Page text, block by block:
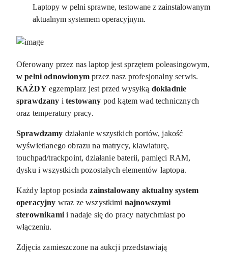
Laptopy w pełni sprawne, testowane z zainstalowanym
aktualnym systemem operacyjnym.
Oferowany przez nas laptop jest sprzętem poleasingowym,
w pełni odnowionymprzez nasz profesjonalny serwis.
KAŻDYegzemplarz jest przed wysyłką dokładnie
sprawdzany itestowany pod kątem wad technicznych
oraz temperatury pracy.
Sprawdzamy działanie wszystkich portów, jakość
wyświetlanego obrazu na matrycy, klawiaturę,
touchpad/trackpoint, działanie baterii, pamięci RAM,
dysku i wszystkich pozostałych elementów laptopa.
Każdy laptop posiadazainstalowany aktualny system
operacyjny wraz ze wszystkimi najnowszymi
sterownikamii nadaje się do pracy natychmiast po
włączeniu.
Zdjęcia zamieszczone na aukcji przedstawiają